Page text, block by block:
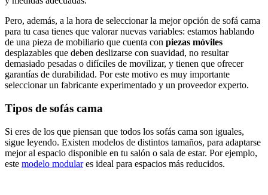
Pero, además, a la hora de seleccionar la mejor opción de sofá cama
para tu casa tienes que valorar nuevas variables: estamos hablando
de una pieza de mobiliario que cuenta con piezas móviles
desplazables que deben deslizarse con suavidad, no resultar
demasiado pesadas o difíciles de movilizar, y tienen que ofrecer
garantías de durabilidad. Por este motivo es muy importante
seleccionar un fabricante experimentado y un proveedor experto.
Tipos de sofás cama
Si eres de los que piensan que todos los sofás cama son iguales,
sigue leyendo. Existen modelos de distintos tamaños, para adaptarse
mejor al espacio disponible en tu salón o sala de estar. Por ejemplo,
este modelo modulares ideal para espacios más reducidos.